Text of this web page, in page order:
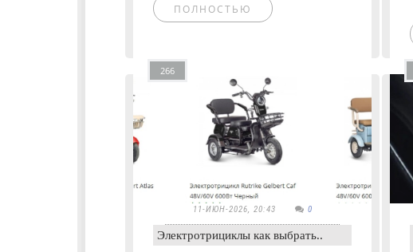
ПОЛНОСТЬЮ
266
11-ИЮН-2026, 20:43 0
Электротрициклы как выбрать..